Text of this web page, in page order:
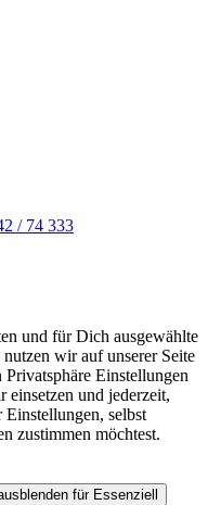
/ 74 333
und für Dich ausgewählte
wir auf unserer Seite
Einstellungen
einsetzen und jederzeit,
selbst
zustimmen möchtest.
für Essenziell